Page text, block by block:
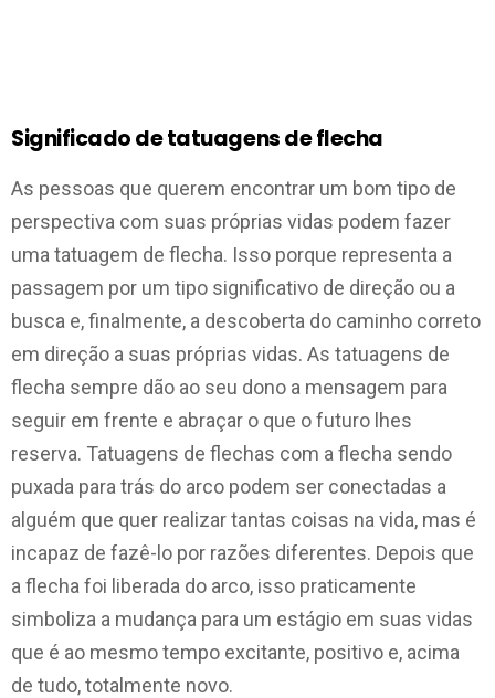
Significado de tatuagens de flecha
As pessoas que querem encontrar um bom tipo de
perspectiva com suas próprias vidas podem fazer
uma tatuagem de flecha. Isso porque representa a
passagem por um tipo significativo de direção ou a
busca e, finalmente, a descoberta do caminho correto
em direção a suas próprias vidas. As tatuagens de
flecha sempre dão ao seu dono a mensagem para
seguir em frente e abraçar o que o futuro lhes
reserva. Tatuagens de flechas com a flecha sendo
puxada para trás do arco podem ser conectadas a
alguém que quer realizar tantas coisas na vida, mas é
incapaz de fazê-lo por razões diferentes. Depois que
a flecha foi liberada do arco, isso praticamente
simboliza a mudança para um estágio em suas vidas
que é ao mesmo tempo excitante, positivo e, acima
de tudo, totalmente novo.